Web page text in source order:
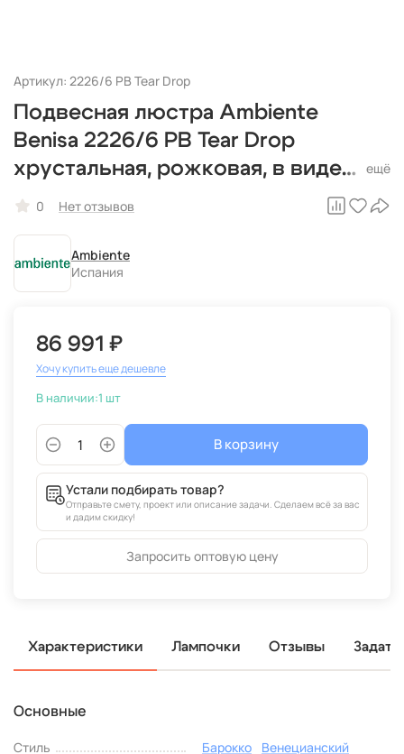
Артикул: 2226/6 PB Tear Drop
Подвесная люстра Ambiente
Benisa 2226/6 PB Tear Drop
хрустальная, рожковая, в виде
свечей
0 Нет отзывов
Ambiente
Испания
86 991 ₽
Хочу купить еще дешевле
В наличии:1 шт
В корзину
Устали подбирать товар?
Отправьте смету, проект или описание задачи. Сделаем всё за вас
и дадим скидку!
Запросить оптовую цену
Характеристики Лампочки Отзывы
Основные
Стиль Барокко
Венецианский